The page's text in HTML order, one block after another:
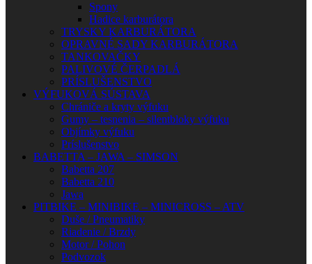
Spony
Hadice karburátora
TRYSKY KARBURÁTORA
OPRAVNÉ SADY KARBURÁTORA
TANKOVAČKY
PALIVOVÉ ČERPADLÁ
PRÍSLUŠENSTVO
VÝFUKOVÁ SÚSTAVA
Chrániče a kryty výfuku
Gumy – tesnenia – silentbloky výfuku
Objímky výfuku
Príslušenstvo
BABETTA – JAWA – SIMSON
Babetta 207
Babetta 210
Jawa
PITBIKE – MINIBIKE – MINICROSS – ATV
Duše / Pneumatiky
Riadenie / Brzdy
Motor / Pohon
Podvozok